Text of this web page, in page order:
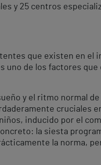
y 25 centros
que existen en el
uno de los factores que
y el ritmo normal
cruciales
inducido por el
la siesta
la norma,